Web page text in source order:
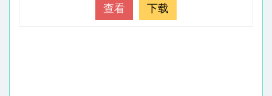
查看 下载